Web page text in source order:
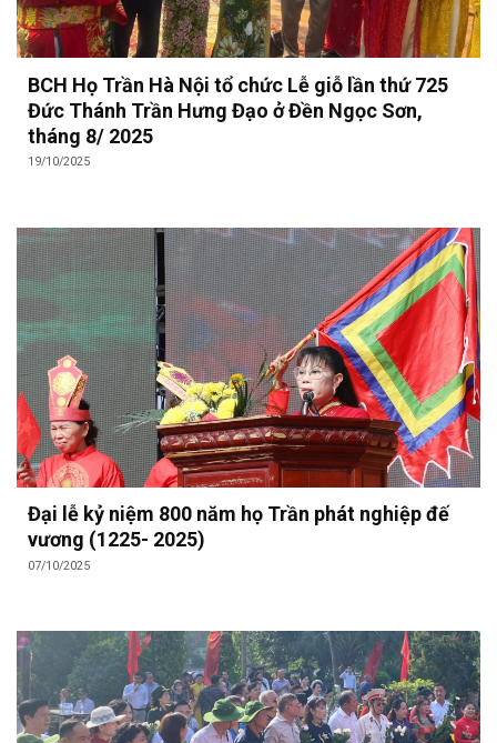
BCH Họ Trần Hà Nội tổ chức Lễ giỗ lần thứ 725
Đức Thánh Trần Hưng Đạo ở Đền Ngọc Sơn,
tháng 8/ 2025
19/10/2025
Đại lễ kỷ niệm 800 năm họ Trần phát nghiệp đế
vương (1225- 2025)
07/10/2025